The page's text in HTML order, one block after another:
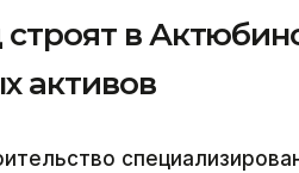
в
активов